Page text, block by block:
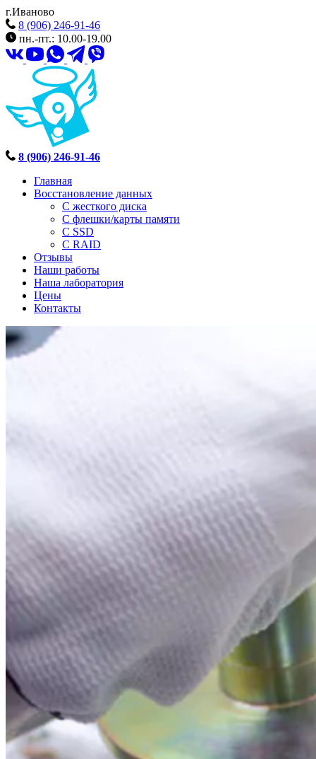
г.Иваново
8 (906) 246-91-46
пн.-пт.: 10.00-19.00
8 (906) 246-91-46
Главная
Восстановление данных
С жесткого диска
С флешки/карты памяти
С SSD
С RAID
Отзывы
Наши работы
Наша лаборатория
Цены
Контакты